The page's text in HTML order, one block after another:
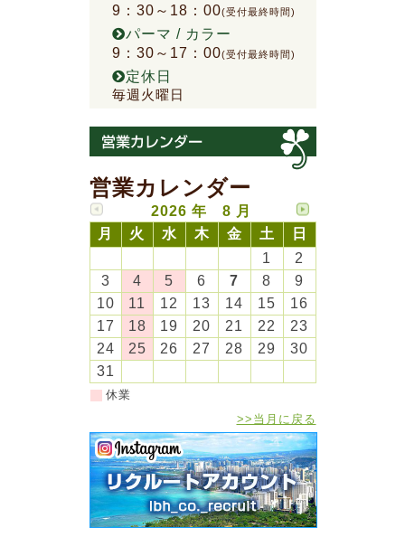
9：30～18：00(受付最終時間)
パーマ / カラー
9：30～17：00(受付最終時間)
定休日
毎週火曜日
営業カレンダー
2026 年 8 月
月
火 水 木 金 土
日
1
2
3
4 5 6 7 8
9
10
11 12 13 14 15
16
17
18 19 20 21 22
23
24
25 26 27 28 29
30
31
休業
>>当月に戻る